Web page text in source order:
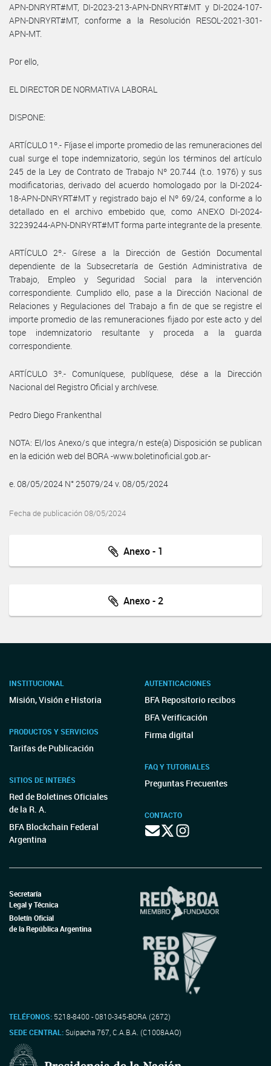
APN-DNRYRT#MT, DI-2023-213-APN-DNRYRT#MT y DI-2024-107-
APN-DNRYRT#MT, conforme a la Resolución RESOL-2021-301-
APN-MT.
Por ello,
EL DIRECTOR DE NORMATIVA LABORAL
DISPONE:
ARTÍCULO 1º.- Fíjase el importe promedio de las remuneraciones del
cual surge el tope indemnizatorio, según los términos del artículo
245 de la Ley de Contrato de Trabajo Nº 20.744 (t.o. 1976) y sus
modificatorias, derivado del acuerdo homologado por la DI-2024-
18-APN-DNRYRT#MT y registrado bajo el Nº 69/24, conforme a lo
detallado en el archivo embebido que, como ANEXO DI-2024-
32239244-APN-DNRYRT#MT forma parte integrante de la presente.
ARTÍCULO 2º.- Gírese a la Dirección de Gestión Documental
dependiente de la Subsecretaría de Gestión Administrativa de
Trabajo, Empleo y Seguridad Social para la intervención
correspondiente. Cumplido ello, pase a la Dirección Nacional de
Relaciones y Regulaciones del Trabajo a fin de que se registre el
importe promedio de las remuneraciones fijado por este acto y del
tope indemnizatorio resultante y proceda a la guarda
correspondiente.
ARTÍCULO 3º.- Comuníquese, publíquese, dése a la Dirección
Nacional del Registro Oficial y archívese.
Pedro Diego Frankenthal
NOTA: El/los Anexo/s que integra/n este(a) Disposición se publican
en la edición web del BORA -www.boletinoficial.gob.ar-
e. 08/05/2024 N° 25079/24 v. 08/05/2024
Fecha de publicación 08/05/2024
Anexo - 1
Anexo - 2
INSTITUCIONAL
Misión, Visión e Historia
PRODUCTOS Y SERVICIOS
Tarifas de Publicación
SITIOS DE INTERÉS
Red de Boletines Oficiales
de la R. A.
BFA Blockchain Federal
Argentina
AUTENTICACIONES
BFA Repositorio recibos
BFA Verificación
Firma digital
FAQ Y TUTORIALES
Preguntas Frecuentes
CONTACTO
Secretaría
Legal y Técnica
Boletín Oficial
de la República Argentina
TELÉFONOS: 5218-8400 - 0810-345-BORA (2672)
SEDE CENTRAL:Suipacha 767, C.A.B.A. (C1008AAO)